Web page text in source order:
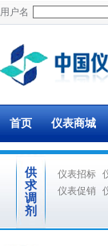
用户名
首页 仪表商城
供
求
调
剂
仪表招标
仪表促销